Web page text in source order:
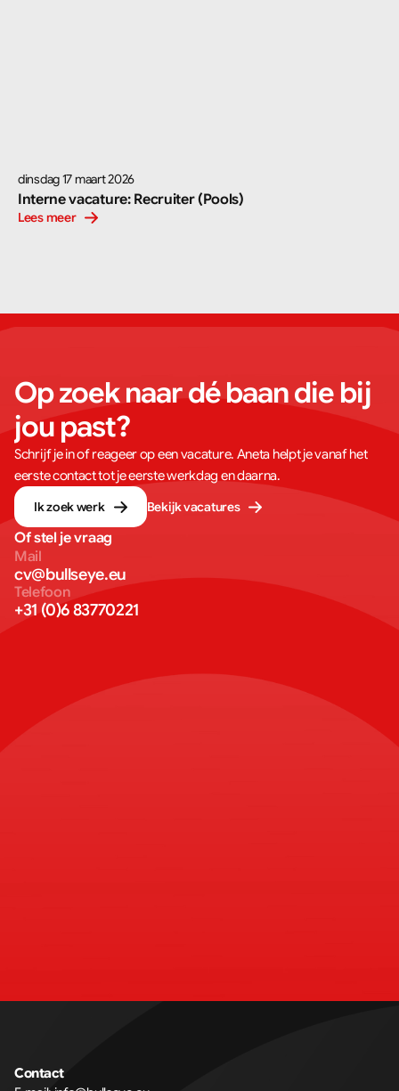
dinsdag 17 maart 2026
Interne vacature: Recruiter (Pools)
Lees meer
Op zoek naar dé baan die bij
jou past?
Schrijf je in of reageer op een vacature. Aneta helpt je vanaf het
eerste contact tot je eerste werkdag en daarna.
Ik zoek werk
Bekijk vacatures
Of stel je vraag
Mail
cv@bullseye.eu
Telefoon
+31 (0)6 83770221
Contact